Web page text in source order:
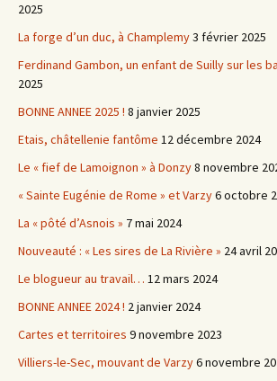
2025
La forge d’un duc, à Champlemy3 février 2025
Ferdinand Gambon, un enfant de Suilly sur les
2025
BONNE ANNEE 2025 ! 8 janvier 2025
Etais, châtellenie fantôme 12 décembre 2024
Le « fief de Lamoignon » à Donzy8 novembre
« Sainte Eugénie de Rome » et Varzy6 octobre
La « pôté d’Asnois » 7 mai 2024
Nouveauté : « Les sires de La Rivière » 24 avril
Le blogueur au travail… 12 mars 2024
BONNE ANNEE 2024 ! 2 janvier 2024
Cartes et territoires 9 novembre 2023
Villiers-le-Sec, mouvant de Varzy6 novembre